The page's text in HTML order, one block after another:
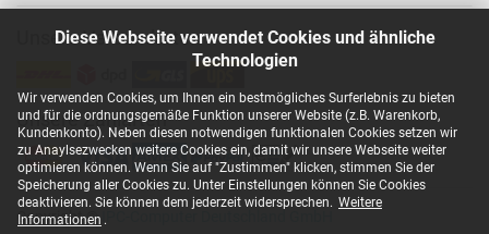
Diese Webseite verwendet Cookies und ähnliche
Technologien
Wir verwenden Cookies, um Ihnen ein bestmögliches Surferlebnis zu bieten
und für die ordnungsgemäße Funktion unserer Website (z.B. Warenkorb,
Kundenkonto). Neben diesen notwendigen funktionalen Cookies setzen wir
zu Anaylsezwecken weitere Cookies ein, damit wir unsere Webseite weiter
optimieren können. Wenn Sie auf "Zustimmen" klicken, stimmen Sie der
Speicherung aller Cookies zu. Unter Einstellungen können Sie Cookies
deaktivieren. Sie können dem jederzeit widersprechen. Weitere
Informationen .
Unsere Versandarten
Unsere Zahlarten
Copyright ©